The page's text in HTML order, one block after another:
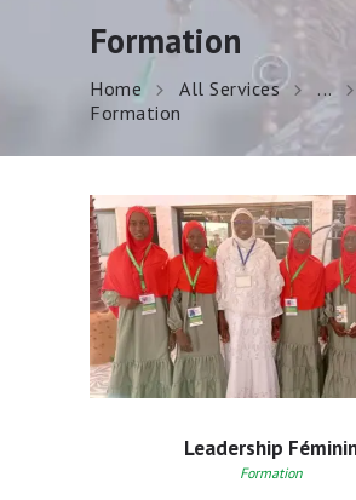
Formation
Home All Services
...
Formation
Leadership
Formation